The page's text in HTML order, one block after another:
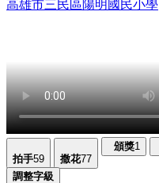
高雄市三民區陽明國民小學
拍手59 撒花77
頒獎1
調整字級